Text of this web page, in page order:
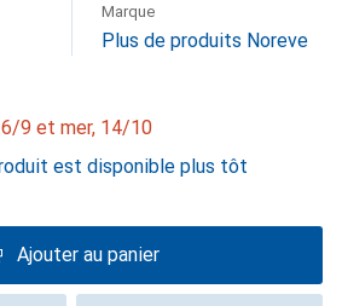
Marque
Plus de produits Noreve
9 et mer, 14/10
est disponible plus tôt
Ajouter au panier